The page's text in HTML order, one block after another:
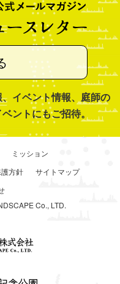
イベント情報、庭師の
ントにもご招待。
ミッション
方針
サイトマップ
Co., LTD.